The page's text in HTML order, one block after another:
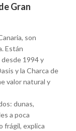
Gran
son
Están
1994 y
y la Charca de
valor natural y
dunas,
a poca
frágil, explica